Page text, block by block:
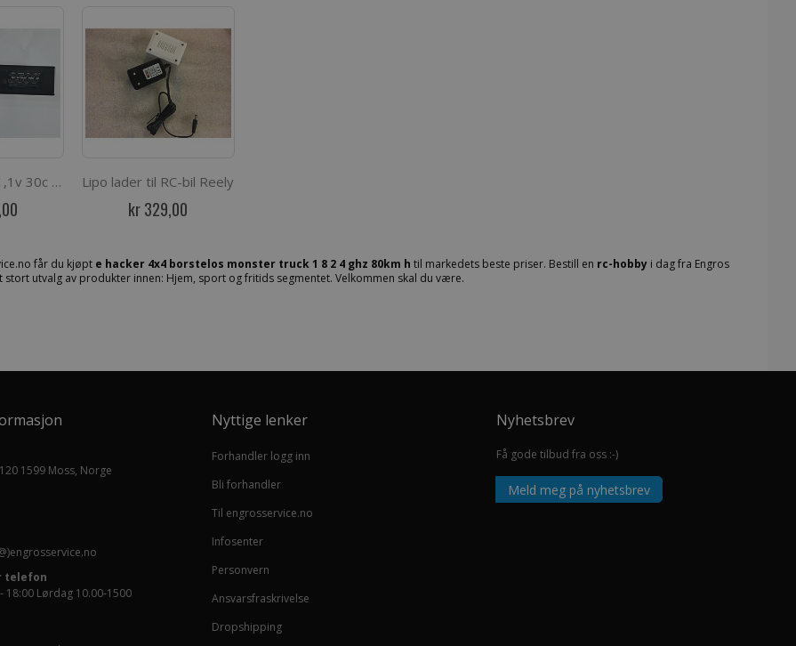
Lipo Batteri 11,1v 30c 3500mAH T-kontakt Lipo lader til RC-bil Reely
kr 329,00
får du kjøpt e hacker 4x4 borstelos monster truck 1 8 2 4 ghz 80km h til markedets beste priser. Bestill en rc-hobbyi dag fra Engros
stort utvalg av produkter innen: Hjem, sport og fritids segmentet. Velkommen skal du være.
1599 Moss, Norge
telefon
18:00 Lørdag 10.00-1500
Nyttige lenker
Forhandler logg inn
Bli forhandler
Til engrosservice.no
Infosenter
Personvern
Ansvarsfraskrivelse
Dropshipping
Nyhetsbrev
Få gode tilbud fra oss :-)
Meld meg på nyhetsbrev